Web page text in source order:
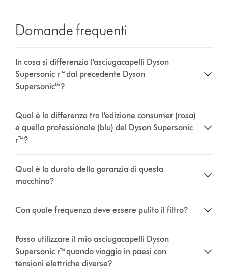
Domande frequenti
In cosa si differenzia l'asciugacapelli Dyson
Supersonic r™ dal precedente Dyson
Supersonic™?
Qual è la differenza tra l'edizione consumer (rosa)
e quella professionale (blu) del Dyson Supersonic
r™?
Qual è la durata della garanzia di questa
macchina?
Con quale frequenza deve essere pulito il filtro?
Posso utilizzare il mio asciugacapelli Dyson
Supersonic r™ quando viaggio in paesi con
tensioni elettriche diverse?